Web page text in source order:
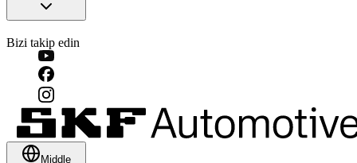
Bizi takip edin
Middle